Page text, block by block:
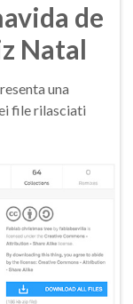
de
Natal
una
file rilasciati